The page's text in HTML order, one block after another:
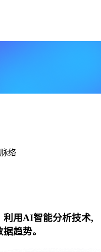
络
利用AI智能分析技术,
趋势。